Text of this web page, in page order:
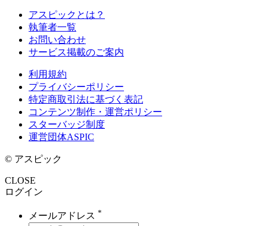
アスピックとは？
執筆者一覧
お問い合わせ
サービス掲載のご案内
利用規約
プライバシーポリシー
特定商取引法に基づく表記
コンテンツ制作・運営ポリシー
スターバッジ制度
運営団体ASPIC
© アスピック
CLOSE
ログイン
メールアドレス *